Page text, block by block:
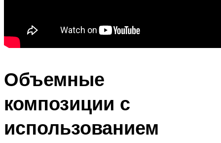
Объемные
композиции с
использованием